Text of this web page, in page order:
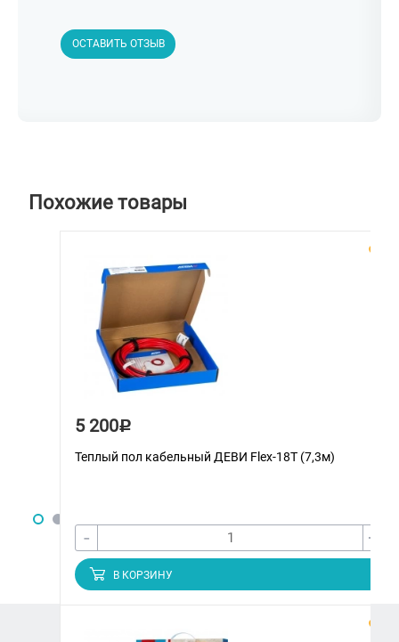
ОСТАВИТЬ ОТЗЫВ
Похожие товары
5 200Р
Теплый пол кабельный ДЕВИ Flex-18T (7,3м)
- +
В КОРЗИНУ